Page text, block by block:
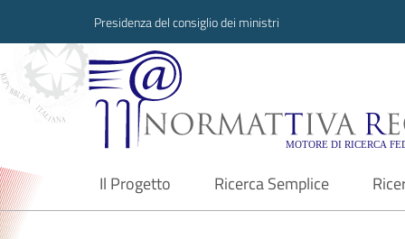
Presidenza del consiglio dei ministri
Normattiva
Il Progetto
current Ricerca Semplice